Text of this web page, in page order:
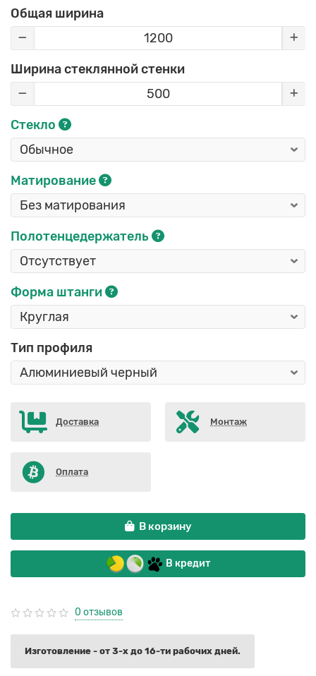
Общая ширина
Ширина стеклянной стенки
Стекло
Матирование
Полотенцедержатель
Форма штанги
Тип профиля
Доставка Монтаж
Оплата
В корзину
В кредит
0 отзывов
Изготовление - от 3-х до 16-ти рабочих дней.